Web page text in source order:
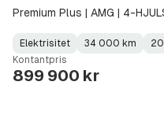
Premium Plus | AMG | 4-
Fuel
Type:
Elektrisitet
Kilometerstand:
34 000 km
Model
Year:
Gearbox
Type:
Kontantpris
899 900 kr